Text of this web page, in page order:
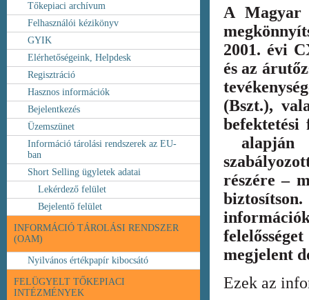
Tőkepiaci archívum
Felhasználói kézikönyv
GYIK
Elérhetőségeink, Helpdesk
Regisztráció
Hasznos információk
Bejelentkezés
Üzemszünet
Információ tárolási rendszerek az EU-
ban
Short Selling ügyletek adatai
Lekérdező felület
Bejelentő felület
INFORMÁCIÓ TÁROLÁSI RENDSZER
(OAM)
Nyilvános értékpapír kibocsátó
FELÜGYELT TŐKEPIACI
INTÉZMÉNYEK
A Magyar
2001. évi
és az
(Bszt.),
alapján
részére –
megjelent
Ezek az